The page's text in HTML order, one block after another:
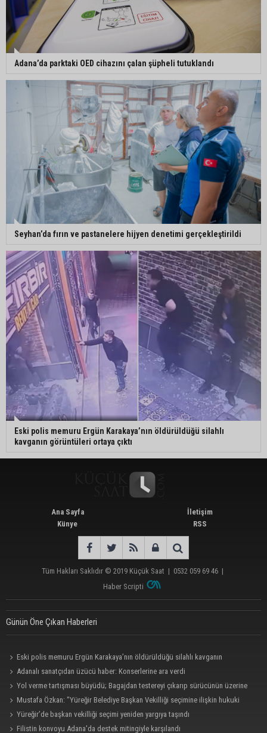
Adana’da parktaki OED cihazını çalan şüpheli tutuklandı
Seyhan’da fırın ve pastanelere hijyen denetimi gerçekleştirildi
Eski polis memuru Ergün Karakaya’nın öldürüldüğü silahlı
kavganın görüntüleri ortaya çıktı
Ana Sayfa
Künye
İletişim
RSS
Tüm Hakları Saklıdır © 2019 Küçük Saat | 0532 059 69 46 |
Haber Scripti
Günün Öne Çıkan Haberleri
Eski polis memuru Ergün Karakaya’nın öldürüldüğü silahlı kavganın
görüntüleri ortaya çıktı
Adanalı sanatçıdan üzücü haber: Konserlerine ara verdi
Yol verme tartışması büyüdü; Bagajdan testereyi çıkarıp sürücünün üzerine
yürüdü
Mustafa Özkan: "Yüreğir Belediye Başkan Vekilliği seçimine ilişkin hukuki
süreç başlatıldı"
Yüreğir’de başkan vekilliği seçimi yeniden yargıya taşındı
Filistin konvoyu Adana'da destek mitingiyle karşılandı